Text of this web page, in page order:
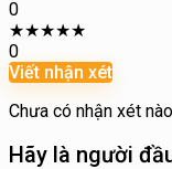
0
★★★★★
0
Viết nhận xét
Chưa có nhận xét
Hãy là người